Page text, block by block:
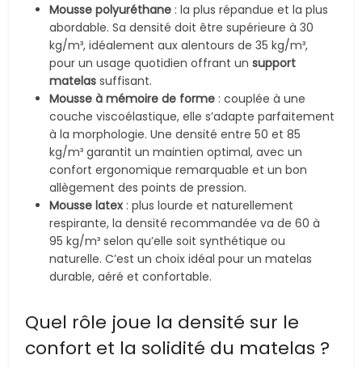
Mousse polyuréthane : la plus répandue et la plus
abordable. Sa densité doit être supérieure à 30
kg/m³, idéalement aux alentours de 35 kg/m³,
pour un usage quotidien offrant unsupport
matelas suffisant.
Mousse à mémoire de forme : couplée à une
couche viscoélastique, elle s’adapte parfaitement
à la morphologie. Une densité entre 50 et 85
kg/m³ garantit un maintien optimal, avec un
confort ergonomique remarquable et un bon
allègement des points de pression.
Mousse latex : plus lourde et naturellement
respirante, la densité recommandée va de 60 à
95 kg/m³ selon qu’elle soit synthétique ou
naturelle. C’est un choix idéal pour un matelas
durable, aéré et confortable.
Quel rôle joue la densité sur le
confort et la solidité du matelas ?